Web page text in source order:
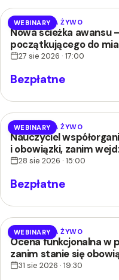
WEBINARY
WEBINAR NA ŻYWO
Nowa ścieżka awansu
początkującego do
27 sie 2026 · 17:00
Bezpłatne
WEBINARY
WEBINAR NA ŻYWO
Nauczyciel
i obowiązki, zanim
28 sie 2026 · 15:00
Bezpłatne
WEBINARY
WEBINAR NA ŻYWO
Ocena funkcjonalna w
zanim stanie się
31 sie 2026 · 19:30